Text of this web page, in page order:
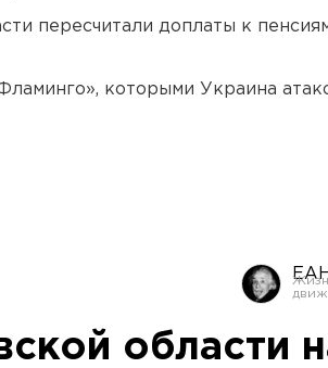
пересчитали доплаты к
которыми Украина
области